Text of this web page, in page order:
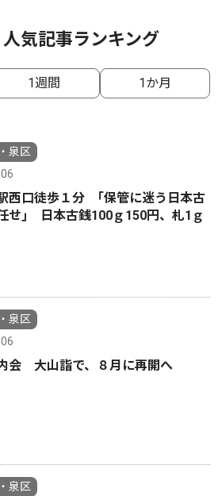
気記事ランキング
1週間 1か月
泉区
西口徒歩１分 ｢保管に迷う日本古
せ｣ 日本古銭100ｇ150円、札1ｇ
泉区
会 大山詣で、８月に再開へ
泉区